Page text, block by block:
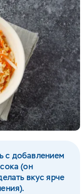
с добавлением
(он
вкус ярче